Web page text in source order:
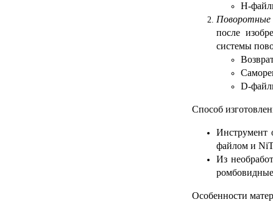
H-
после
системы
D-
Способ
Инструмент
файлом и
Из
Особенности